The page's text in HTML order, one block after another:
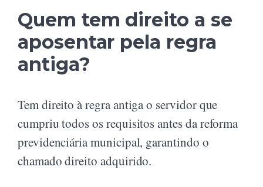
Quem tem direito a se
aposentar pela regra
antiga?
Tem direito à regra antiga o servidor que
cumpriu todos os requisitos antes da reforma
previdenciária municipal, garantindo o
chamado direito adquirido.